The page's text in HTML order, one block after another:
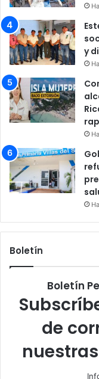
y
Boletín
Boletín
de